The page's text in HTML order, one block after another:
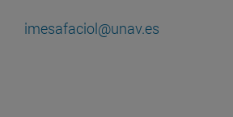
imesafaciol@unav.es